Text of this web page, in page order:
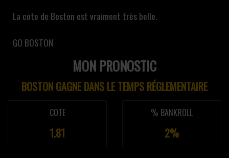
La cote de Boston est vraiment très belle.
GO BOSTON
MON PRONOSTIC
BOSTON GAGNE DANS LE TEMPS RÉGLEMENTAIRE
COTE
1.81
% BANKROLL
2%